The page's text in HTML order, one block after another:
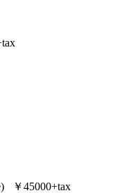
￥45000+tax